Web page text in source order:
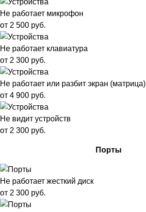
Не работает микрофон
от 2 500 руб.
Не работает клавиатура
от 2 300 руб.
Не работает или разбит экран (матрица)
от 4 900 руб.
Не видит устройств
от 2 300 руб.
Порты
Не работает жесткий диск
от 2 300 руб.